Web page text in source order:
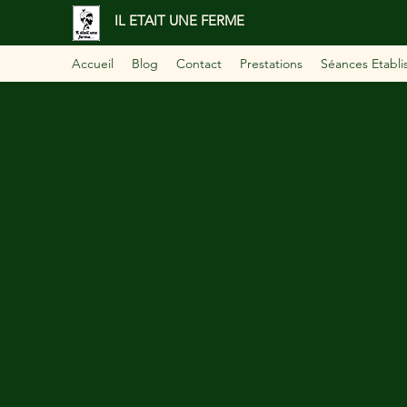
IL ETAIT UNE FERME
Accueil Blog Contact Prestations Séances